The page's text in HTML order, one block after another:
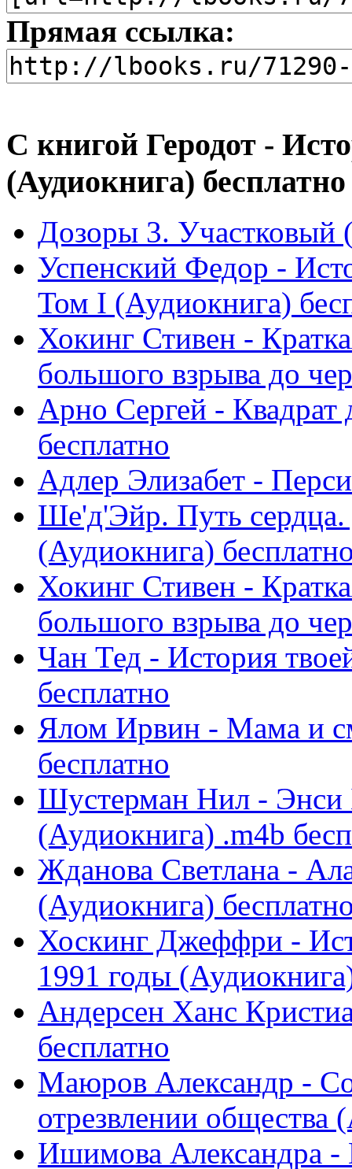
Прямая ссылка:
С книгой Геродот -
(Аудиокнига)
Дозоры 3. Участковый
Успенский Федор -
Том I (Аудиокнига)
Хокинг Стивен -
большого взрыва до
Арно Сергей - Квадрат
бесплатно
Адлер Элизабет -
Ше'д'Эйр. Путь
(Аудиокнига)
Хокинг Стивен -
большого взрыва до
Чан Тед - История
бесплатно
Ялом Ирвин - Мама и
бесплатно
Шустерман Нил - Энси
(Аудиокнига) .m4b
Жданова Светлана -
(Аудиокнига)
Хоскинг Джеффри -
1991 годы
Андерсен Ханс
бесплатно
Маюров Александр -
отрезвлении общества
Ишимова Александра -